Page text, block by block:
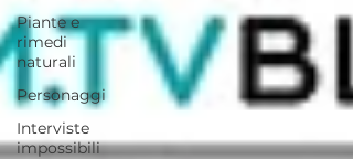
Piante e
rimedi
naturali
Personaggi
Interviste
impossibili